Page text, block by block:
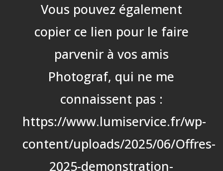
Vous pouvez également
copier ce lien pour le faire
parvenir à vos amis
Photograf, qui ne me
connaissent pas :
https://www.lumiservice.fr/wp-
content/uploads/2025/06/Offres-
2025-demonstration-